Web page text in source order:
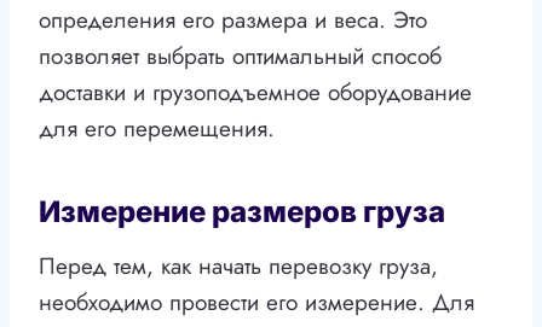
определения его размера и веса. Это
позволяет выбрать оптимальный способ
доставки и грузоподъемное оборудование
для его перемещения.
Измерение размеров груза
Перед тем, как начать перевозку груза,
необходимо провести его измерение. Для